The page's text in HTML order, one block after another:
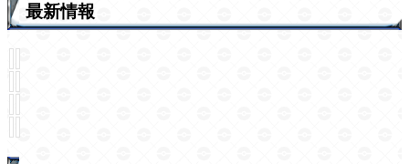
最新情報